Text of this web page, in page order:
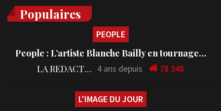
Populaires
PEOPLE
People : L’artiste Blanche Bailly en tournage…
LA REDACTION 4 ans depuis 78 548
L'IMAGE DU JOUR